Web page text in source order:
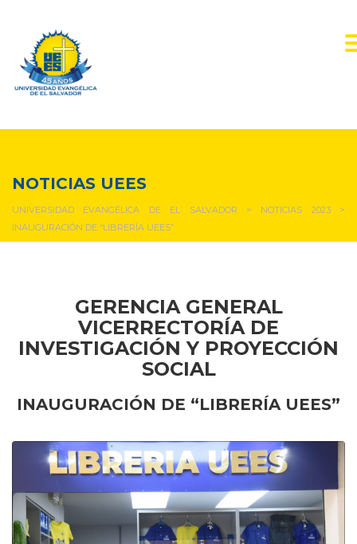
NOTICIAS UEES
UNIVERSIDAD EVANGÉLICA DE EL SALVADOR > NOTICIAS 2023>
INAUGURACIÓN DE “LIBRERÍA UEES”
GERENCIA GENERAL
VICERRECTORÍA DE
INVESTIGACIÓN Y PROYECCIÓN
SOCIAL
INAUGURACIÓN DE “LIBRERÍA UEES”